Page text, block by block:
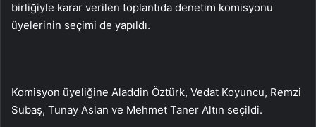
birliğiyle karar verilen toplantıda denetim komisyonu
üyelerinin seçimi de yapıldı.
Komisyon üyeliğine Aladdin Öztürk, Vedat Koyuncu, Remzi
Subaş, Tunay Aslan ve Mehmet Taner Altın seçildi.